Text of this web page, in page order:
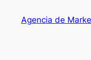
Agencia de